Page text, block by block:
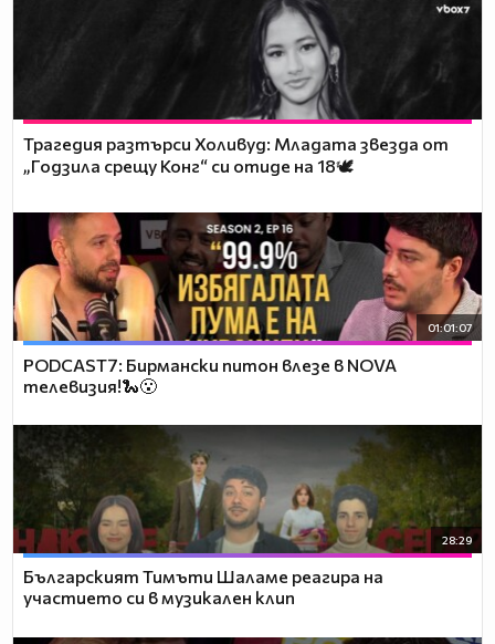
Трагедия разтърси Холивуд: Младата звезда от
„Годзила срещу Конг“ си отиде на 18🕊️
01:01:07
PODCAST7: Бирмански питон влезе в NOVA
телевизия!🐍😮
28:29
Българският Тимъти Шаламе реагира на
участието си в музикален клип